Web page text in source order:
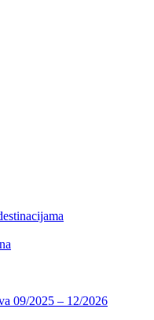
09/2025 – 12/2026